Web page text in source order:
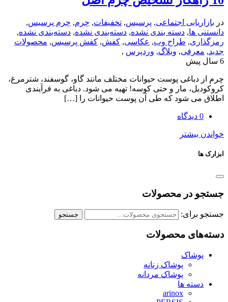
اجتماعی پرسیس, تخفیفات ,چرم,چرم پرسیس,
,دسته بندی نشده,دسته‌بندی نشده,دسته‌بندی نشده,
,طراح وب,عکاسی, کفش, کفش پرسیس , محصولات
, وبلاگ, وردپرس ,
پوست حیوانات مختلف مانند گاو، گوسفند، شترمرغ،
مار و حتی کوسه! تهیه می شود. دباغی به فرآیندی
شود که طی آن پوست حیوانات را […]
در محصولات
محصولات
پوشاک زنانه
پوشاک مردانه
ها